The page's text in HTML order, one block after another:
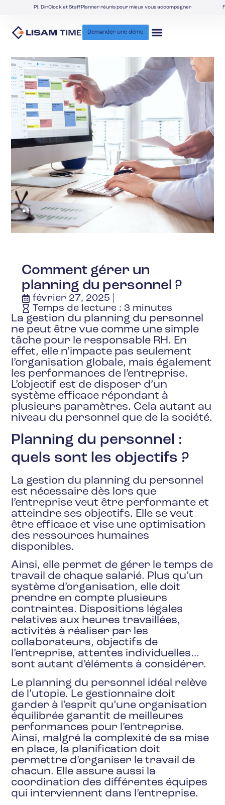
PI, DinClock et StaffPlanner réunis pour mieux vous accompagner
Demander une démo
Comment gérer un
planning du personnel ?
février 27, 2025
Temps de lecture : 3 minutes
La gestion du planning du personnel
ne peut être vue comme une simple
tâche pour le responsable RH. En
effet, elle n’impacte pas seulement
l’organisation globale, mais également
les performances de l’entreprise.
L’objectif est de disposer d’un
système efficace répondant à
plusieurs paramètres. Cela autant au
niveau du personnel que de la société.
Planning du personnel :
quels sont les objectifs ?
La gestion du planning du personnel
est nécessaire dès lors que
l’entreprise veut être performante et
atteindre ses objectifs. Elle se veut
être efficace et vise une optimisation
des ressources humaines
disponibles.
Ainsi, elle permet de gérer le temps de
travail de chaque salarié. Plus qu’un
système d’organisation, elle doit
prendre en compte plusieurs
contraintes. Dispositions légales
relatives aux heures travaillées,
activités à réaliser par les
collaborateurs, objectifs de
l’entreprise, attentes individuelles…
sont autant d’éléments à considérer.
Le planning du personnel idéal relève
de l’utopie. Le gestionnaire doit
garder à l’esprit qu’une organisation
équilibrée garantit de meilleures
performances pour l’entreprise.
Ainsi, malgré la complexité de sa mise
en place, la planification doit
permettre d’organiser le travail de
chacun. Elle assure aussi la
coordination des différentes équipes
qui interviennent dans l’entreprise.